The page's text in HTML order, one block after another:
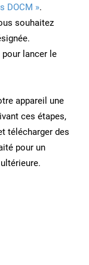
DOCM ».
souhaitez
lancer le
appareil une
ces étapes,
télécharger des
pour un